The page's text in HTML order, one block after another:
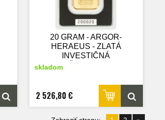
20 GRAM - ARGOR-
HERAEUS - ZLATÁ
INVESTIČNÁ
TEHLIČKA - nový tovar
skladom
2 526,80 €